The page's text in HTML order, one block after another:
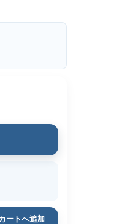
ートへ追加